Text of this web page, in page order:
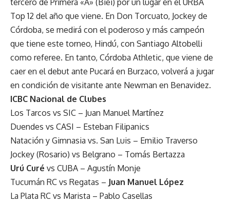
Top 12 del año que viene. En Don Torcuato, Jockey de
Córdoba, se medirá con el poderoso y más campeón
que tiene este torneo, Hindú, con Santiago Altobelli
como referee. En tanto, Córdoba Athletic, que viene de
caer en el debut ante Pucará en Burzaco, volverá a jugar
en condición de visitante ante Newman en Benavidez.
ICBC Nacional de Clubes
Los Tarcos vs SIC – Juan Manuel Martínez
Duendes vs CASI – Esteban Filipanics
Natación y Gimnasia vs. San Luis – Emilio Traverso
Jockey (Rosario) vs Belgrano – Tomás Bertazza
Urú Curé vs CUBA – Agustín Monje
Tucumán RC vs Regatas – Juan Manuel López
La Plata RC vs Marista – Pablo Casellas